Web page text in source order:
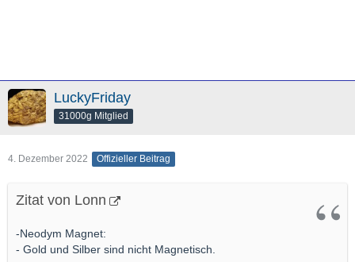
LuckyFriday
31000g Mitglied
4. Dezember 2022 Offizieller Beitrag
Zitat von Lonn
-Neodym Magnet:
- Gold und Silber sind nicht Magnetisch.